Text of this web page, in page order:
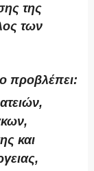
της
των
προβλέπει:
και